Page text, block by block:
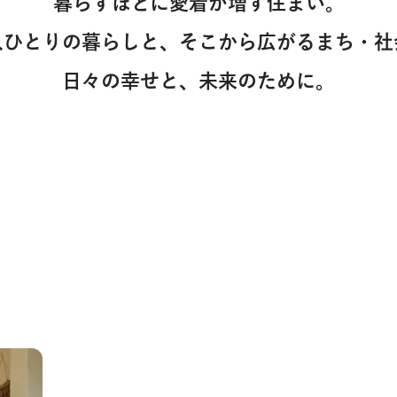
とりの暮らしと、 そこから広がるまち・
日々の幸せと、未来のために。